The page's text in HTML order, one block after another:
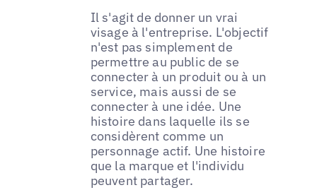
Il s'agit de donner un vrai
visage à l'entreprise. L'objectif
n'est pas simplement de
permettre au public de se
connecter à un produit ou à un
service, mais aussi de se
connecter à une idée. Une
histoire dans laquelle ils se
considèrent comme un
personnage actif. Une histoire
que la marque et l'individu
peuvent partager.